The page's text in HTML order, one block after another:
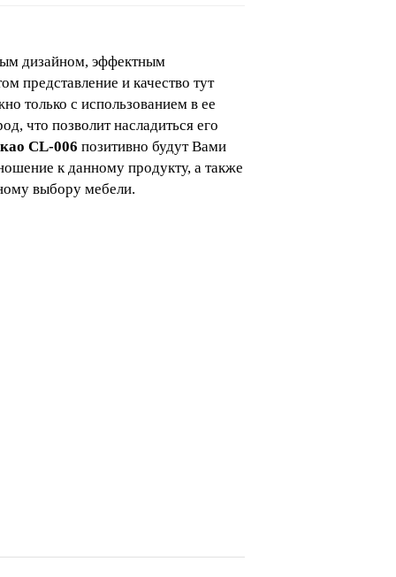
дизайном, эффектным
представление и качество тут
только с использованием в ее
что позволит насладиться его
CL-006 позитивно будут Вами
к данному продукту, а также
выбору мебели.